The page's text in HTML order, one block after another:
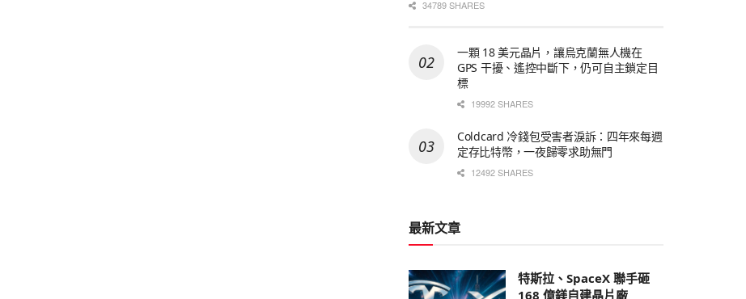
34789 SHARES
一顆 18 美元晶片，讓烏克蘭無人機在
GPS 干擾、遙控中斷下，仍可自主鎖定目
標
19992 SHARES
Coldcard 冷錢包受害者淚訴：四年來每週
定存比特幣，一夜歸零求助無門
12492 SHARES
最新文章
特斯拉、SpaceX 聯手砸
168 億鎂自建晶片廠